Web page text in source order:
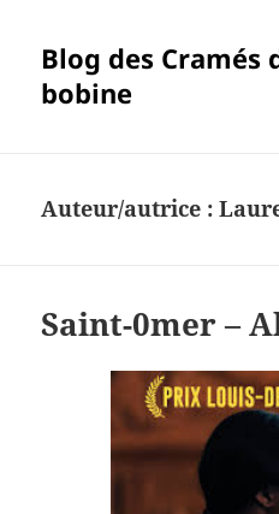
Blog des Cramés
bobine
Auteur/autrice :
Saint-0mer –